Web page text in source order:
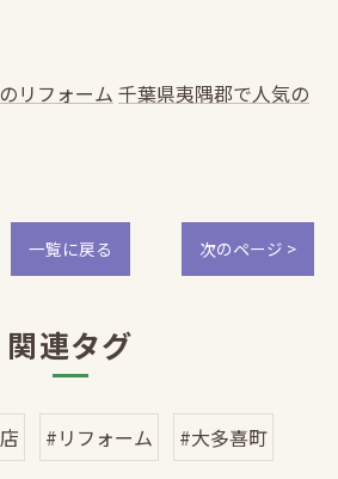
リフォーム 千葉県夷隅郡で人気の
一覧に戻る 次のページ >
関連タグ
#リフォーム #大多喜町